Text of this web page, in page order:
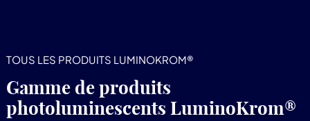
TOUS LES PRODUITS LUMINOKROM®
Gamme de produits
photoluminescents LuminoKrom®